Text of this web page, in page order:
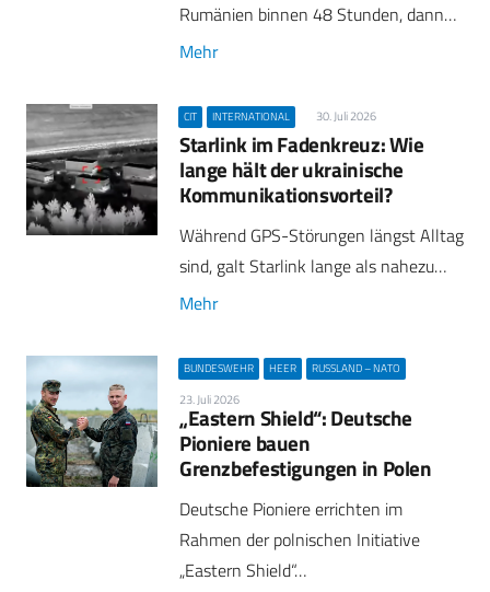
Rumänien binnen 48 Stunden, dann…
Mehr
CIT INTERNATIONAL 30. Juli 2026
Starlink im Fadenkreuz: Wie
lange hält der ukrainische
Kommunikationsvorteil?
Während GPS-Störungen längst Alltag
sind, galt Starlink lange als nahezu…
Mehr
BUNDESWEHR HEER RUSSLAND – NATO
23. Juli 2026
„Eastern Shield“: Deutsche
Pioniere bauen
Grenzbefestigungen in Polen
Deutsche Pioniere errichten im
Rahmen der polnischen Initiative
„Eastern Shield“…